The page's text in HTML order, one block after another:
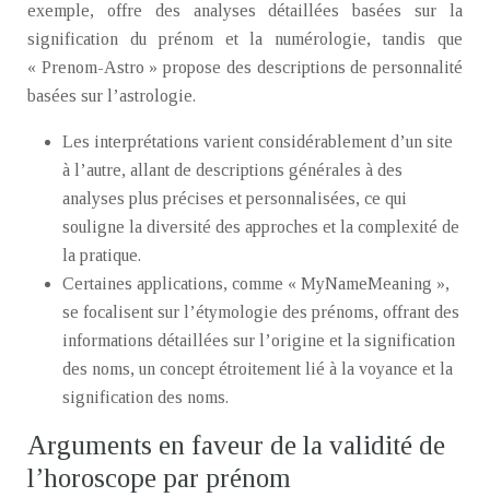
exemple, offre des analyses détaillées basées sur la
signification du prénom et la numérologie, tandis que
« Prenom-Astro » propose des descriptions de personnalité
basées sur l’astrologie.
Les interprétations varient considérablement d’un site
à l’autre, allant de descriptions générales à des
analyses plus précises et personnalisées, ce qui
souligne la diversité des approches et la complexité de
la pratique.
Certaines applications, comme « MyNameMeaning »,
se focalisent sur l’étymologie des prénoms, offrant des
informations détaillées sur l’origine et la signification
des noms, un concept étroitement lié à la voyance et la
signification des noms.
Arguments en faveur de la validité de
l’horoscope par prénom